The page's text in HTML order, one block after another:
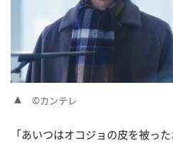
©カンテレ
「あいつはオコジョの皮を被っ